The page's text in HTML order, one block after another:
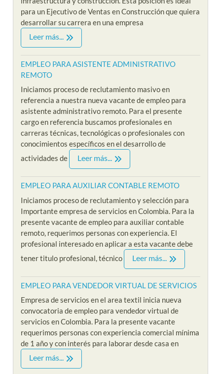
para un Ejecutivo de Ventas en Construcción que quiera
desarrollar su carrera en una empresa
Leer más...
EMPLEO PARA ASISTENTE ADMINISTRATIVO
REMOTO
Iniciamos proceso de reclutamiento masivo en
referencia a nuestra nueva vacante de empleo para
asistente administrativo remoto. Para el presente
cargo en referencia buscamos profesionales en
carreras técnicas, tecnológicas o profesionales con
conocimientos específicos en el desarrollo de
actividades de
Leer más...
EMPLEO PARA AUXILIAR CONTABLE REMOTO
Iniciamos proceso de reclutamiento y selección para
Importante empresa de servicios en Colombia. Para la
presente vacante de empleo para auxiliar contable
remoto, requerimos personas con experiencia. El
profesional interesado en aplicar a esta vacante debe
tener titulo profesional, técnico
Leer más...
EMPLEO PARA VENDEDOR VIRTUAL DE SERVICIOS
Empresa de servicios en el area textil inicia nueva
convocatoria de empleo para vendedor virtual de
servicios en Colombia. Para la presente vacante
requerimos personas con experiencia comercial mínima
de 1 año y con interés para laborar desde casa en
Leer más...